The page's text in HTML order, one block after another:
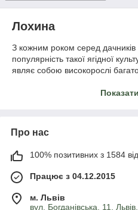
Лохина
З кожним роком серед дачників
популярність такої ягідної
являє собою високорослі
блакитного кольору. Плоди
здорового харчування.
магазині Agro-landing. А ми в
Вибір ґрунту для
Про нас
100% позитивних з 1584
Працює з 04.12.2015
м. Львів
вул. Богданівська, 11,